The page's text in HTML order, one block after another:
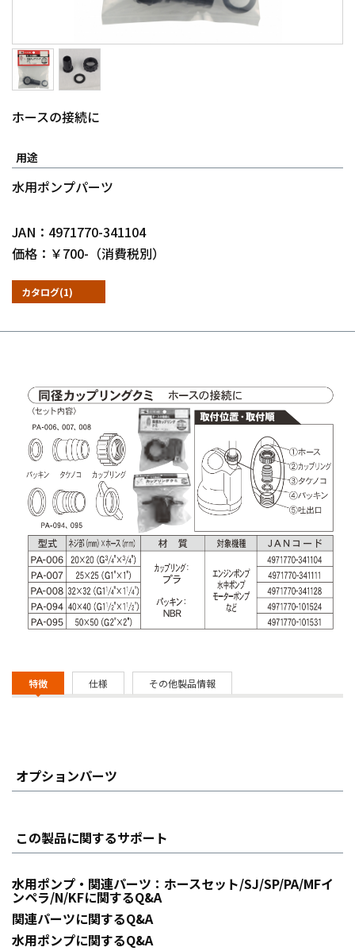
ホースの接続に
用途
水用ポンプパーツ
JAN：4971770-341104
価格：￥700-（消費税別）
カタログ(1)
特徴 仕様 その他製品情報
オプションパーツ
この製品に関するサポート
水用ポンプ・関連パーツ：ホースセット/SJ/SP/PA/MFイ
ンペラ/N/KFに関するQ&A
関連パーツに関するQ&A
水用ポンプに関するQ&A